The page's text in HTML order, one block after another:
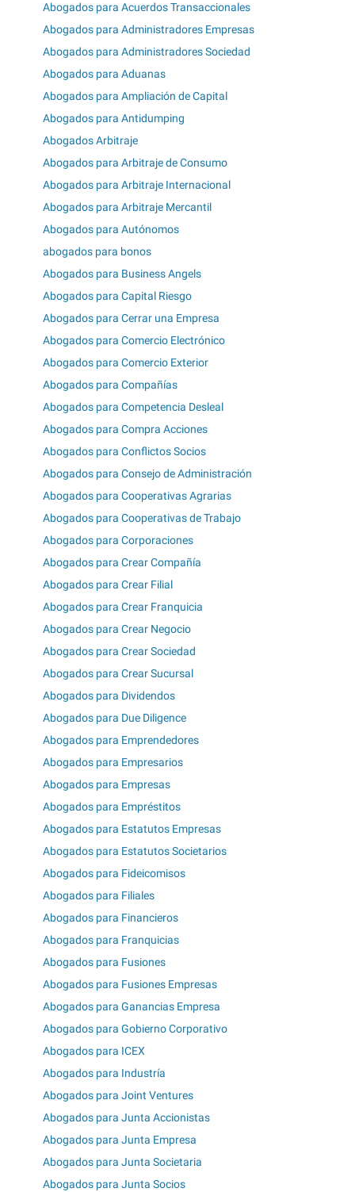
Abogados para Acuerdos Transaccionales
Abogados para Administradores Empresas
Abogados para Administradores Sociedad
Abogados para Aduanas
Abogados para Ampliación de Capital
Abogados para Antidumping
Abogados Arbitraje
Abogados para Arbitraje de Consumo
Abogados para Arbitraje Internacional
Abogados para Arbitraje Mercantil
Abogados para Autónomos
abogados para bonos
Abogados para Business Angels
Abogados para Capital Riesgo
Abogados para Cerrar una Empresa
Abogados para Comercio Electrónico
Abogados para Comercio Exterior
Abogados para Compañías
Abogados para Competencia Desleal
Abogados para Compra Acciones
Abogados para Conflictos Socios
Abogados para Consejo de Administración
Abogados para Cooperativas Agrarias
Abogados para Cooperativas de Trabajo
Abogados para Corporaciones
Abogados para Crear Compañía
Abogados para Crear Filial
Abogados para Crear Franquicia
Abogados para Crear Negocio
Abogados para Crear Sociedad
Abogados para Crear Sucursal
Abogados para Dividendos
Abogados para Due Diligence
Abogados para Emprendedores
Abogados para Empresarios
Abogados para Empresas
Abogados para Empréstitos
Abogados para Estatutos Empresas
Abogados para Estatutos Societarios
Abogados para Fideicomisos
Abogados para Filiales
Abogados para Financieros
Abogados para Franquicias
Abogados para Fusiones
Abogados para Fusiones Empresas
Abogados para Ganancias Empresa
Abogados para Gobierno Corporativo
Abogados para ICEX
Abogados para Industría
Abogados para Joint Ventures
Abogados para Junta Accionistas
Abogados para Junta Empresa
Abogados para Junta Societaria
Abogados para Junta Socios